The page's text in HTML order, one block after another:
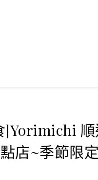
]Yorimichi
店~季節限